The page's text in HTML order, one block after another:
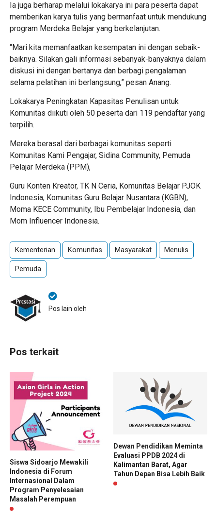
Ia juga berharap melalui lokakarya ini para peserta dapat
memberikan karya tulis yang bermanfaat untuk mendukung
program Merdeka Belajar yang berkelanjutan.
“Mari kita memanfaatkan kesempatan ini dengan sebaik-
baiknya. Silakan gali informasi sebanyak-banyaknya dalam
diskusi ini dengan bertanya dan berbagi pengalaman
selama pelatihan ini berlangsung,” pesan Anang.
Lokakarya Peningkatan Kapasitas Penulisan untuk
Komunitas diikuti oleh 50 peserta dari 119 pendaftar yang
terpilih.
Mereka berasal dari berbagai komunitas seperti
Komunitas Kami Pengajar, Sidina Community, Pemuda
Pelajar Merdeka (PPM),
Guru Konten Kreator, TK N Ceria, Komunitas Belajar PJOK
Indonesia, Komunitas Guru Belajar Nusantara (KGBN),
Moma KECE Community, Ibu Pembelajar Indonesia, dan
Mom Influencer Indonesia.
Kementerian Komunitas Masyarakat Menulis
Pemuda
Pos lain oleh
Pos terkait
Siswa Sidoarjo Mewakili
Indonesia di Forum
Internasional Dalam
Program Penyelesaian
Masalah Perempuan
Dewan Pendidikan Meminta
Evaluasi PPDB 2024 di
Kalimantan Barat, Agar
Tahun Depan Bisa Lebih Baik